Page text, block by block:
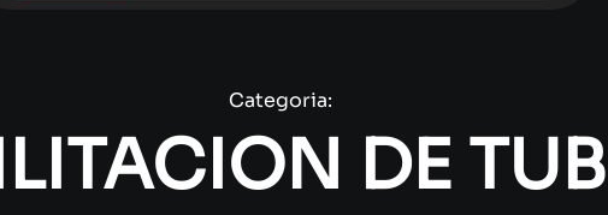
Categoria:
DE